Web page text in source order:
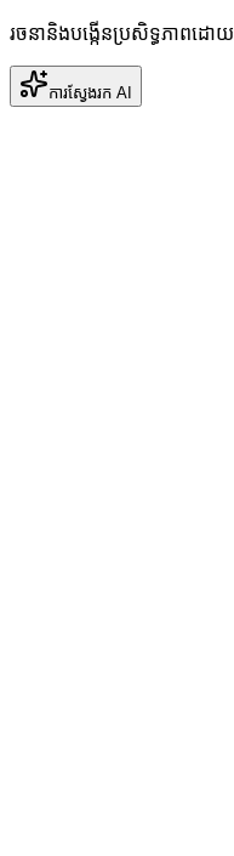
រចនានិងបង្កើនប្រសិទ្ធភាពដោយ
ការស្វែងរក AI